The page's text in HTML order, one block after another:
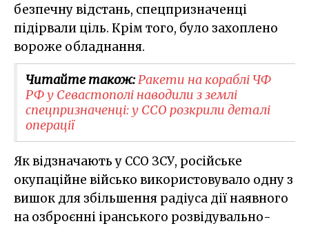
безпечну відстань, спецпризначенці
підірвали ціль. Крім того, було захоплено
вороже обладнання.
Читайте також:Ракети на кораблі ЧФ
РФ у Севастополі наводили з землі
спецпризначенці: у ССО розкрили деталі
операції
Як відзначають у ССО ЗСУ, російське
окупаційне військо використовувало одну з
вишок для збільшення радіуса дії наявного
на озброєнні іранського розвідувально-